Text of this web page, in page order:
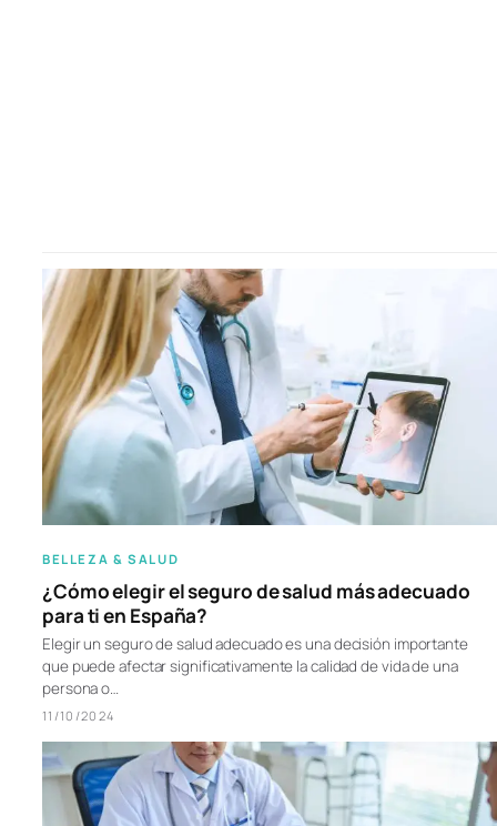
BELLEZA & SALUD
¿Cómo elegir el seguro de salud más adecuado
para ti en España?
Elegir un seguro de salud adecuado es una decisión importante
que puede afectar significativamente la calidad de vida de una
persona o…
11/10/2024